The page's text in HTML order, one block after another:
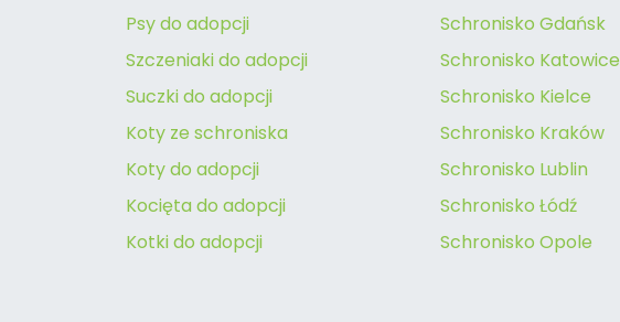
Psy do adopcji
Szczeniaki do adopcji
Suczki do adopcji
Koty ze schroniska
Koty do adopcji
Kocięta do adopcji
Kotki do adopcji
Schronisko Gdańsk
Schronisko Katowice
Schronisko Kielce
Schronisko Kraków
Schronisko Lublin
Schronisko Łódź
Schronisko Opole